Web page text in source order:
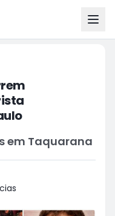
em Taquarana